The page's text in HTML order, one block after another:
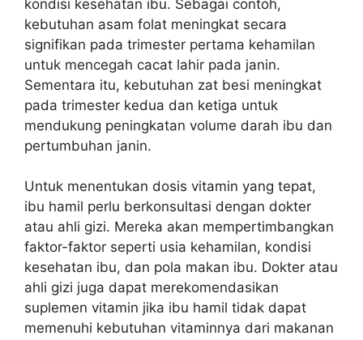
kondisi kesehatan ibu. Sebagai contoh,
kebutuhan asam folat meningkat secara
signifikan pada trimester pertama kehamilan
untuk mencegah cacat lahir pada janin.
Sementara itu, kebutuhan zat besi meningkat
pada trimester kedua dan ketiga untuk
mendukung peningkatan volume darah ibu dan
pertumbuhan janin.
Untuk menentukan dosis vitamin yang tepat,
ibu hamil perlu berkonsultasi dengan dokter
atau ahli gizi. Mereka akan mempertimbangkan
faktor-faktor seperti usia kehamilan, kondisi
kesehatan ibu, dan pola makan ibu. Dokter atau
ahli gizi juga dapat merekomendasikan
suplemen vitamin jika ibu hamil tidak dapat
memenuhi kebutuhan vitaminnya dari makanan